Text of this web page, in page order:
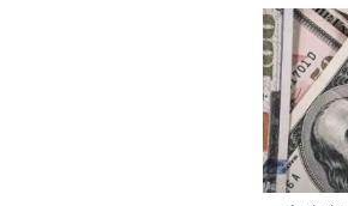
يستعد لطرح 15 ألف
محمد